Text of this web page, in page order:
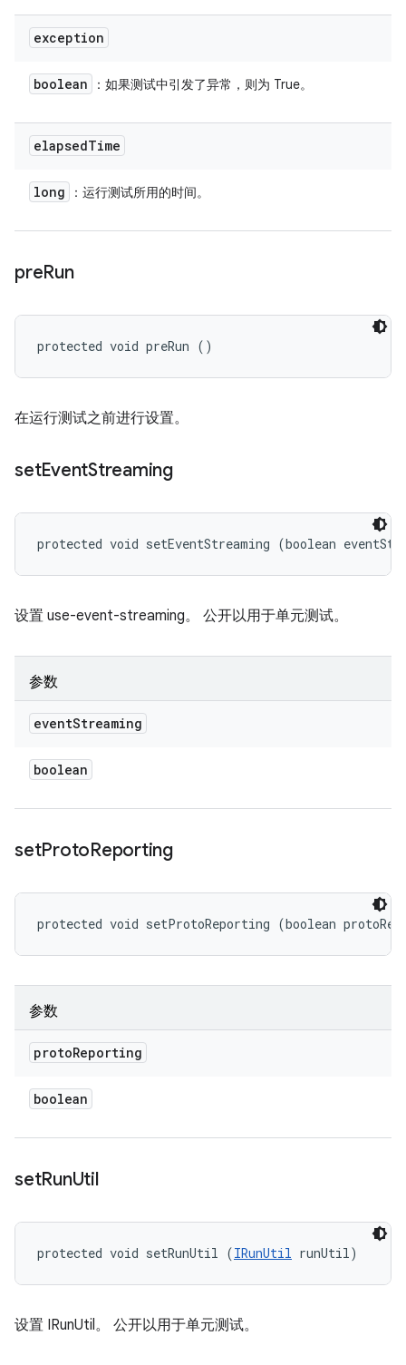
exception
boolean ：如果测试中引发了异常，则为 True。
elapsedTime
long ：运行测试所用的时间。
preRun
protected void preRun ()
在运行测试之前进行设置。
setEventStreaming
protected void setEventStreaming (boolean
设置 use-event-streaming。 公开以用于单元测试。
参数
eventStreaming
boolean
setProtoReporting
protected void setProtoReporting (boolean
参数
protoReporting
boolean
setRunUtil
protected void setRunUtil (IRunUtil runUtil)
设置 IRunUtil。 公开以用于单元测试。